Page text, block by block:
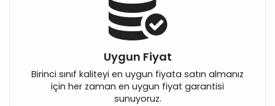
Uygun Fiyat
Birinci sınıf kaliteyi en uygun fiyata satın almanız
için her zaman en uygun fiyat garantisi
sunuyoruz.